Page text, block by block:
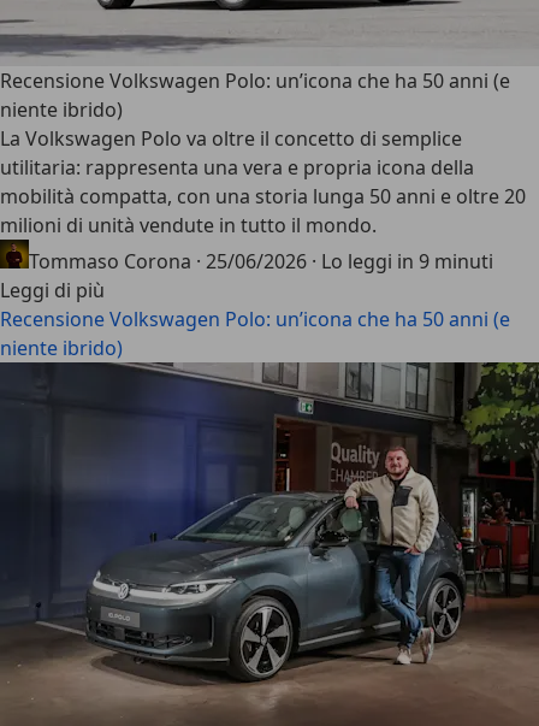
Recensione Volkswagen Polo: un’icona che ha 50 anni (e
niente ibrido)
La Volkswagen Polo va oltre il concetto di semplice
utilitaria: rappresenta una vera e propria icona della
mobilità compatta, con una storia lunga 50 anni e oltre 20
milioni di unità vendute in tutto il mondo.
Tommaso Corona · 25/06/2026 · Lo leggi in 9 minuti
Leggi di più
Recensione Volkswagen Polo: un’icona che ha 50 anni (e
niente ibrido)